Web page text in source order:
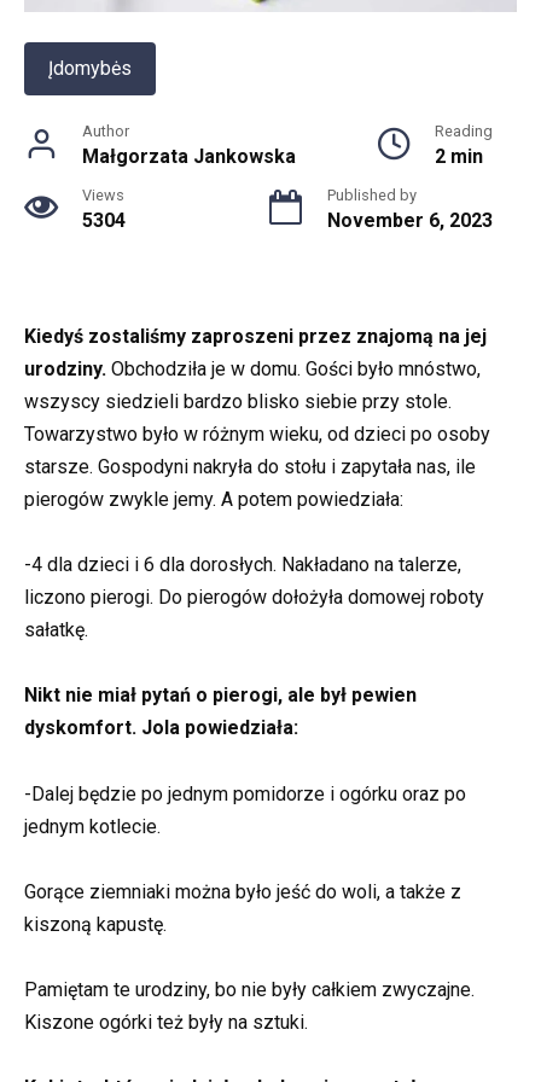
Įdomybės
Author
Małgorzata Jankowska
Reading
2 min
Views
5304
Published by
November 6, 2023
Kiedyś zostaliśmy zaproszeni przez znajomą na jej
urodziny. Obchodziła je w domu. Gości było mnóstwo,
wszyscy siedzieli bardzo blisko siebie przy stole.
Towarzystwo było w różnym wieku, od dzieci po osoby
starsze. Gospodyni nakryła do stołu i zapytała nas, ile
pierogów zwykle jemy. A potem powiedziała:
-4 dla dzieci i 6 dla dorosłych. Nakładano na talerze,
liczono pierogi. Do pierogów dołożyła domowej roboty
sałatkę.
Nikt nie miał pytań o pierogi, ale był pewien
dyskomfort. Jola powiedziała:
-Dalej będzie po jednym pomidorze i ogórku oraz po
jednym kotlecie.
Gorące ziemniaki można było jeść do woli, a także z
kiszoną kapustę.
Pamiętam te urodziny, bo nie były całkiem zwyczajne.
Kiszone ogórki też były na sztuki.